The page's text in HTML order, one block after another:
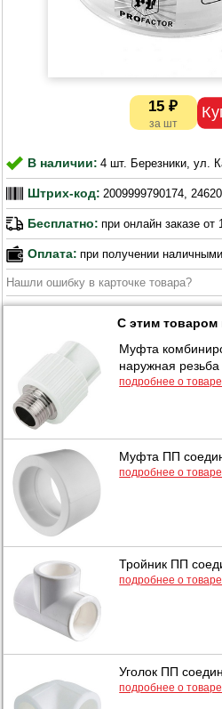
15 ₽
В наличии: 4 шт. Березники, ул.
Штрих-код: 2009999790174,
Бесплатно: при онлайн заказе от
Оплата: при получении
Нашли ошибку в карточке товара?
С этим товаром
Муфта
наружная
подробнее о товаре
Муфта ПП
подробнее о товаре
Тройник ПП
подробнее о товаре
Уголок ПП
подробнее о товаре